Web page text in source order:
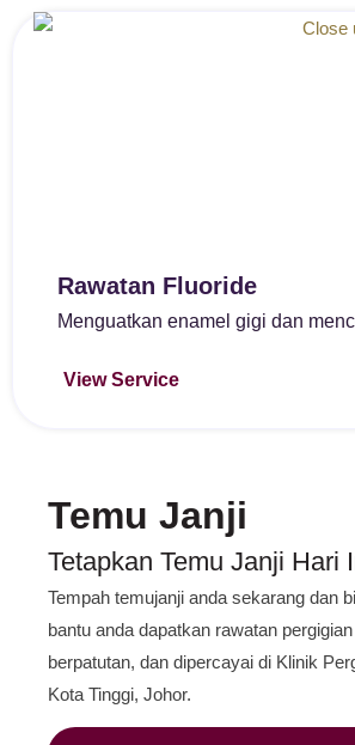
Rawatan Fluoride
Menguatkan enamel gigi dan
View Service
Temu Janji
Tetapkan Temu Janji Hari
Tempah temujanji anda sekarang dan
bantu anda dapatkan rawatan
berpatutan, dan dipercayai di Klinik
Kota Tinggi, Johor.